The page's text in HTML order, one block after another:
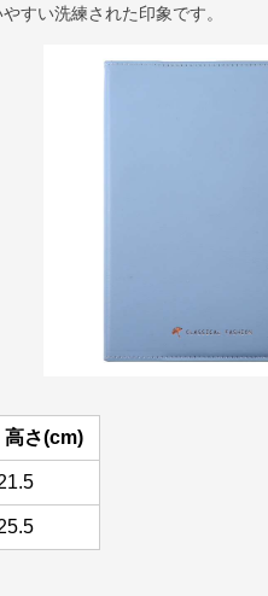
すい洗練された印象です。
高さ(cm)